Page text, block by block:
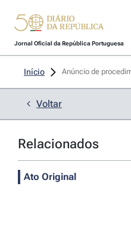
Jornal Oficial da República Portuguesa
Início Anúncio de
Voltar
Relacionados
Ato Original